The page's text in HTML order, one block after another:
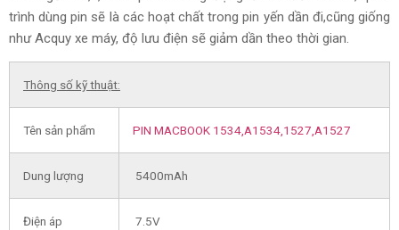
trình dùng pin sẽ là các hoạt chất trong pin yến dần đi,cũng giống
như Acquy xe máy, độ lưu điện sẽ giảm dần theo thời gian.
Thông số kỹ thuật:
Tên sản phẩm PIN MACBOOK 1534,A1534,1527,A1527
Dung lượng 5400mAh
Điện áp 7.5V